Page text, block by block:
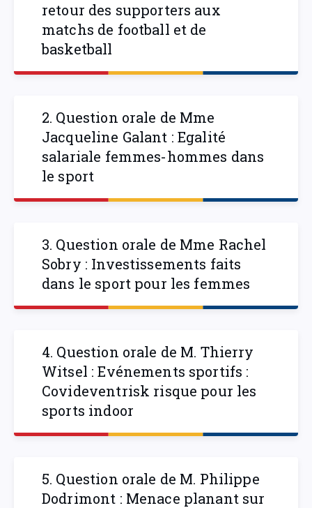
retour des supporters aux
matchs de football et de
basketball
2. Question orale de Mme
Jacqueline Galant : Egalité
salariale femmes-hommes dans
le sport
3. Question orale de Mme Rachel
Sobry : Investissements faits
dans le sport pour les femmes
4. Question orale de M. Thierry
Witsel : Evénements sportifs :
Covideventrisk risque pour les
sports indoor
5. Question orale de M. Philippe
Dodrimont : Menace planant sur